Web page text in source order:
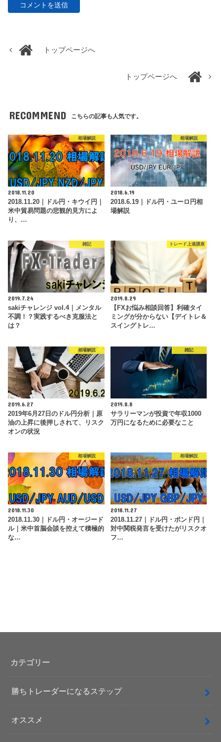
トップページへ
トップページへ
RECOMMEND こちらの記事も人気です。
相場解説
2018.11.20
2018.11.20｜ドル円・キウイ円｜
米中貿易問題の悲観的見方によ
り、…
相場解説
2018.6.19
2018.6.19｜ドル円・ユーロ円相
場解説
雑記
2019.7.24
sakiチャレンジ vol.4｜メンタル
不調！？実践するべき克服法と
は？
トレード上達講座
2019.8.29
【FXお悩み相談回答】利確タイ
ミングが分からない【デイトレ＆
スイングトレ…
相場解説
2019.6.27
2019年6月27日のドル円分析｜原
油の上昇に後押しされて、リスク
オンの状況
雑記
2019.8.8
サラリーマンが投資で年収1000
万円になるために必要なこと
相場解説
2018.11.30
2018.11.30｜ドル円・オージード
ル｜米中首脳会談を控えて積極的
な…
相場解説
2018.11.27
2018.11.27｜ドル円・ポンド円｜
対中関税発言を受けたがリスクオ
フ…
カテゴリー
勝ちトレーダーになるステップ
オススメ